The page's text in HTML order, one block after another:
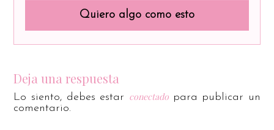
Quiero algo como esto
Deja una respuesta
Lo siento, debes estar conectadopara publicar un
comentario.